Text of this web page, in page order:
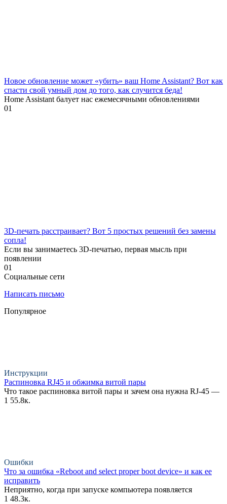
Новое обновление может «убить» ваш Home Assistant? Вот как
спасти свой умный дом до того, как случится беда!
Home Assistant балует нас ежемесячными обновлениями
01
3D-печать расстраивает? Вот 5 простых решений без замены
сопла!
Если вы занимаетесь 3D-печатью, первая мысль при
появлении
01
Социальные сети
Написать письмо
Популярное
Инструкции
Распиновка RJ45 и обжимка витой пары
Что такое распиновка витой пары и зачем она нужна RJ-45 —
1 55.8к.
Ошибки
Что за ошибка «Reboot and select proper boot device» и как ее
исправить
Неприятно, когда при запуске компьютера появляется
1 48.3к.